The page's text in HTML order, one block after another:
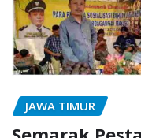
JAWA TIMUR